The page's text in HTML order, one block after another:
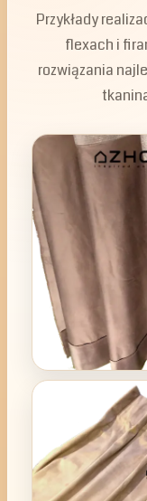
Przykłady
flexach i
rozwiązania